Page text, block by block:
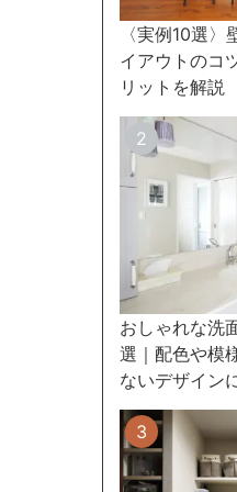
〈実例10選
イアウトのコ
リットを解説
おしゃれな洗
選｜配色や模
ないデザイン